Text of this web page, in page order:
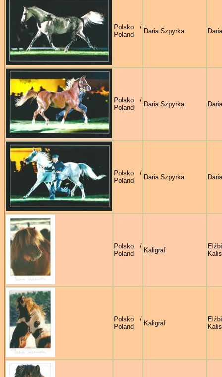
Polsko /
Poland
Daria Szpyrka
Polsko /
Poland
Daria Szpyrka
Polsko /
Poland
Daria Szpyrka
Polsko /
Poland
Kaligraf
Polsko /
Poland
Kaligraf